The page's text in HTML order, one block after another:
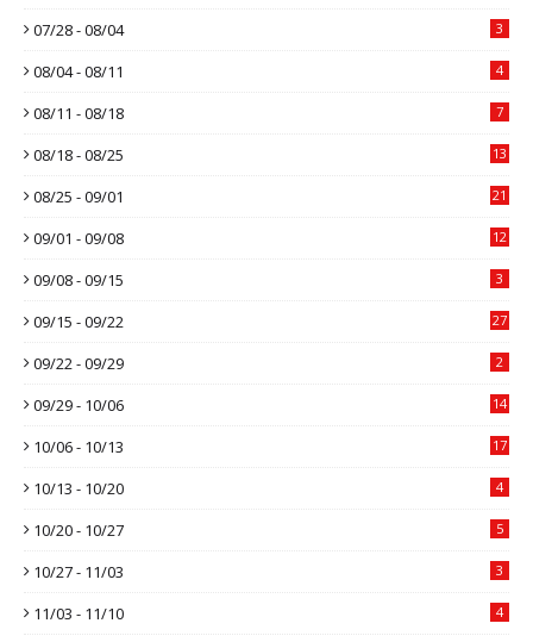
07/28 - 08/04 3
08/04 - 08/11 4
08/11 - 08/18 7
08/18 - 08/25 13
08/25 - 09/01 21
09/01 - 09/08 12
09/08 - 09/15 3
09/15 - 09/22 27
09/22 - 09/29 2
09/29 - 10/06 14
10/06 - 10/13 17
10/13 - 10/20 4
10/20 - 10/27 5
10/27 - 11/03 3
11/03 - 11/10 4